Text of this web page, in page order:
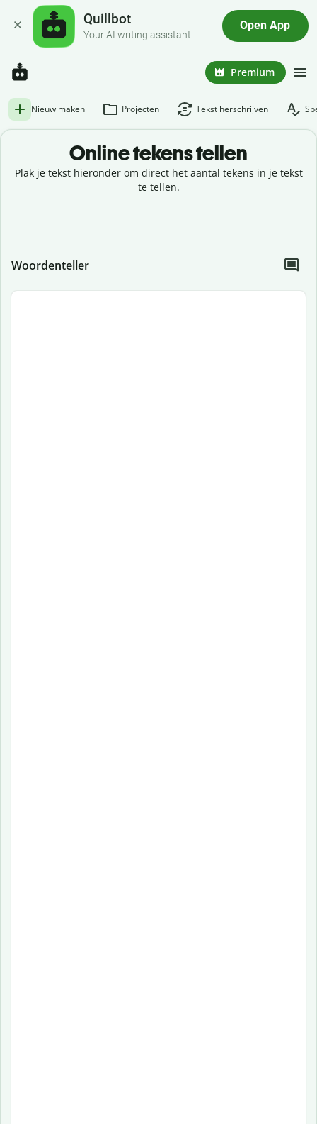
Quillbot
Your AI writing assistant
Open App
Premium
Nieuw maken Projecten Tekst herschrijven
Online tekens tellen
Plak je tekst hieronder om direct het aantal tekens in je tekst
te tellen.
Woordenteller